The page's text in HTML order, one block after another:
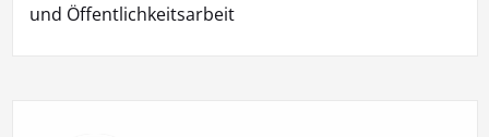
und Öffentlichkeitsarbeit